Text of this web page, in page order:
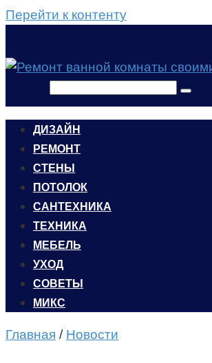
Перейти к контенту
ДИЗАЙН
РЕМОНТ
СТЕНЫ
ПОТОЛОК
САНТЕХНИКА
ТЕХНИКА
МЕБЕЛЬ
УХОД
CОВЕТЫ
МИКС
Главная / Новости